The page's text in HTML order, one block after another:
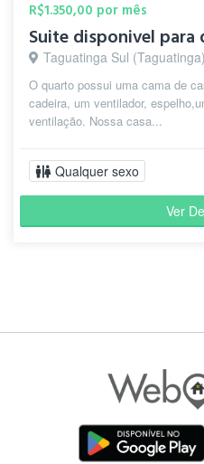
" é um
metrô
Felipe
"
Maria
R$1.350,00 por mês
Suite disponivel para
Taguatinga Sul
O quarto possui uma cama de
cadeira, um ventilador,
ventilação. Nossa casa...
Qualquer sexo
Ver